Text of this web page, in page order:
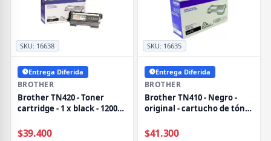
SKU: 16638
Entrega Diferida
BROTHER
Brother TN420 - Toner
cartridge - 1 x black - 1200
$39.400
SKU: 16635
Entrega Diferida
BROTHER
Brother TN410 - Negro -
original - cartucho de tóner
HL-2130
$41.300